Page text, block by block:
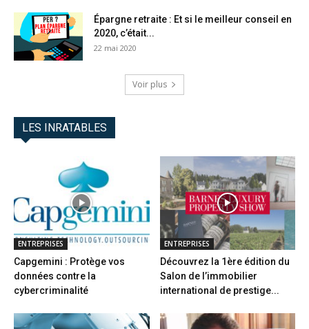
Épargne retraite : Et si le meilleur conseil en
2020, c’était...
22 mai 2020
Voir plus
LES INRATABLES
ENTREPRISES
Capgemini : Protège vos
données contre la
cybercriminalité
ENTREPRISES
Découvrez la 1ère édition du
Salon de l’immobilier
international de prestige...